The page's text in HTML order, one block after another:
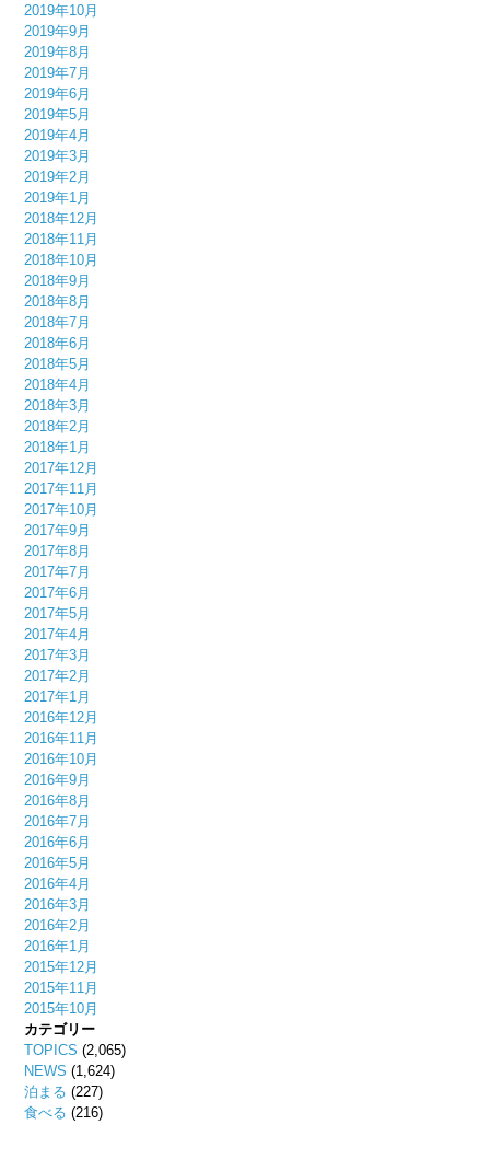
2019年10月
2019年9月
2019年8月
2019年7月
2019年6月
2019年5月
2019年4月
2019年3月
2019年2月
2019年1月
2018年12月
2018年11月
2018年10月
2018年9月
2018年8月
2018年7月
2018年6月
2018年5月
2018年4月
2018年3月
2018年2月
2018年1月
2017年12月
2017年11月
2017年10月
2017年9月
2017年8月
2017年7月
2017年6月
2017年5月
2017年4月
2017年3月
2017年2月
2017年1月
2016年12月
2016年11月
2016年10月
2016年9月
2016年8月
2016年7月
2016年6月
2016年5月
2016年4月
2016年3月
2016年2月
2016年1月
2015年12月
2015年11月
2015年10月
カテゴリー
TOPICS (2,065)
NEWS (1,624)
泊まる (227)
食べる (216)